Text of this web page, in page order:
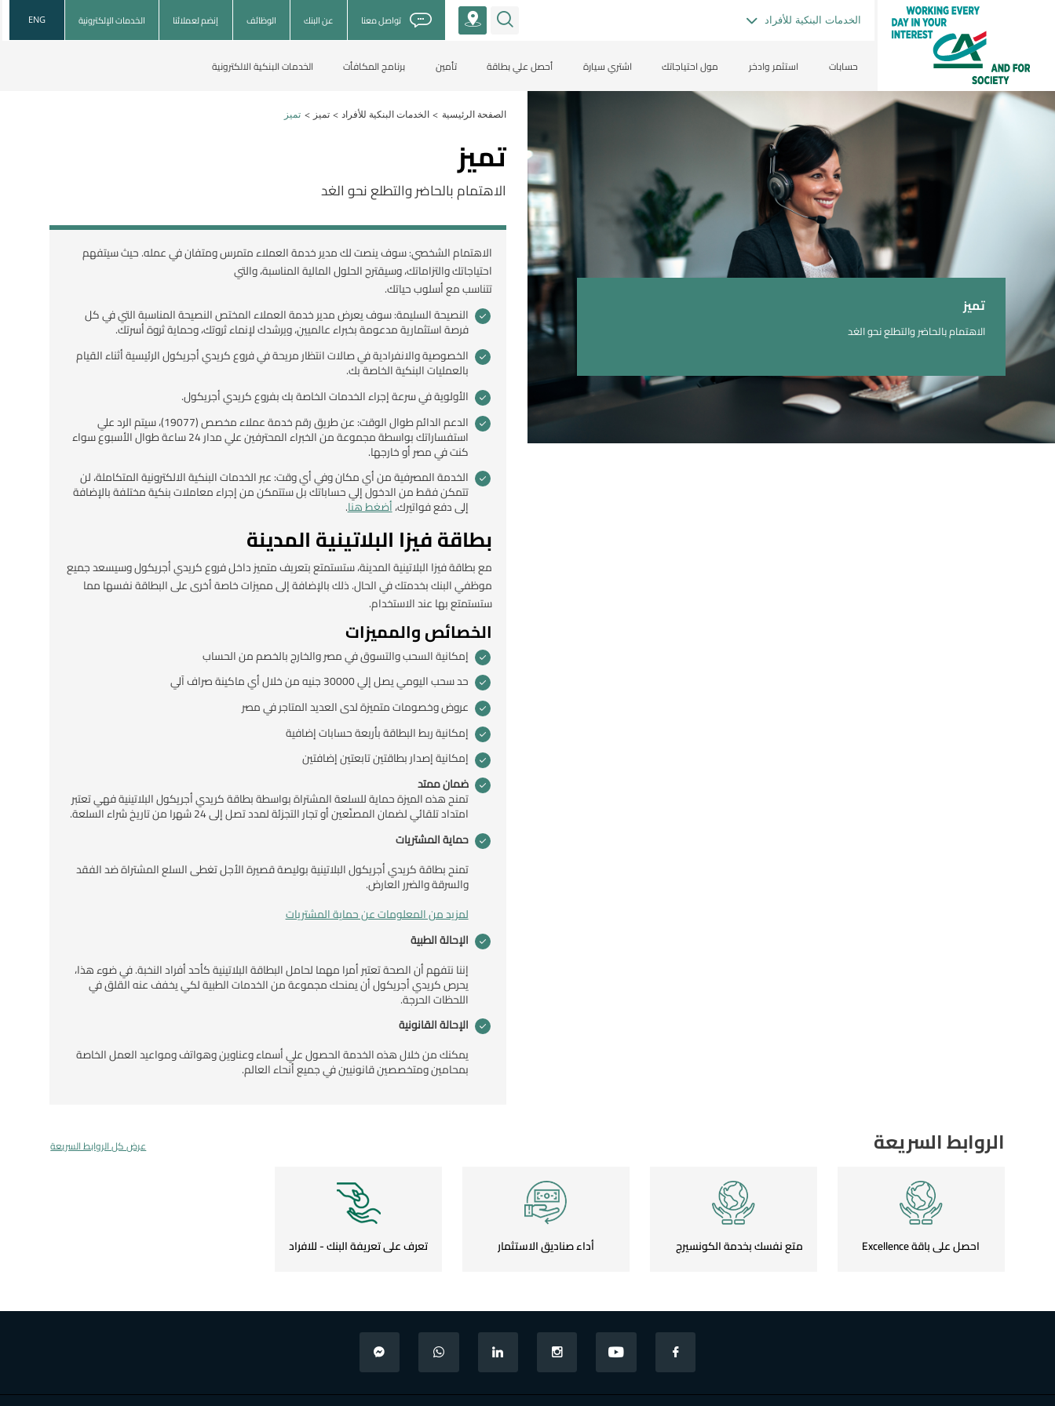
الخدمات البنكية للأفراد تواصل معنا عن البنك الوظائف إنضم لعملائنا الخدمات الإلكترونية ENG
حسابات استثمر وادخر مول احتياجاتك اشتري سيارة أحصل علي بطاقة تأمين برنامج المكافأت الخدمات البنكية الالكترونية
تميز
الاهتمام بالحاضر والتطلع نحو الغد
الصفحة الرئيسية > الخدمات البنكية للأفراد > تميز > تميز
تميز
الاهتمام بالحاضر والتطلع نحو الغد
الاهتمام الشخصي: سوف ينصت لك مدير خدمة العملاء متمرس ومتفان في عمله. حيث سيتفهم
احتياجاتك والتزاماتك، وسيقترح الحلول المالية المناسبة، والتي
تتناسب مع أسلوب حياتك.
النصيحة السليمة: سوف يعرض مدير خدمة العملاء المختص النصيحة المناسبة التي في كل
فرصة استثمارية مدعومة بخبراء عالميين، ويرشدك لإنماء ثروتك، وحماية ثروة أسرتك.
الخصوصية والانفرادية في صالات انتظار مريحة في فروع كريدي أجريكول الرئيسية أثناء القيام
بالعمليات البنكية الخاصة بك.
الأولوية في سرعة إجراء الخدمات الخاصة بك بفروع كريدي أجريكول.
الدعم الدائم طوال الوقت: عن طريق رقم خدمة عملاء مخصص (19077)، سيتم الرد علي
استفساراتك بواسطة مجموعة من الخبراء المحترفين علي مدار 24 ساعة طوال الأسبوع سواء
كنت في مصر أو خارجها.
الخدمة المصرفية من أي مكان وفي أي وقت: عبر الخدمات البنكية الالكترونية المتكاملة، لن
تتمكن فقط من الدخول إلي حساباتك بل ستتمكن من إجراء معاملات بنكية مختلفة بالإضافة
إلى دفع فواتيرك،أضغط هنا.
بطاقة فيزا البلاتينية المدينة
مع بطاقة فيزا البلاتينية المدينة، ستستمتع بتعريف متميز داخل فروع كريدي أجريكول وسيسعد جميع
موظفي البنك بخدمتك في الحال. ذلك بالإضافة إلى مميزات خاصة أخرى على البطاقة نفسها مما
ستستمتع بها عند الاستخدام.
الخصائص والمميزات
إمكانية السحب والتسوق في مصر والخارج بالخصم من الحساب
حد سحب اليومي يصل إلي 30000 جنيه من خلال أي ماكينة صراف آلي
عروض وخصومات متميزة لدى العديد المتاجر في مصر
إمكانية ربط البطاقة بأربعة حسابات إضافية
إمكانية إصدار بطاقتين تابعتين إضافتين
ضمان ممتد
تمنح هذه الميزة حماية للسلعة المشتراة بواسطة بطاقة كريدي أجريكول البلاتينية فهي تعتبر
امتداد تلقائي لضمان المصنّعين أو تجار التجزئة لمدد تصل إلى 24 شهرا من تاريخ شراء السلعة.
حماية المشتريات
تمنح بطاقة كريدي أجريكول البلاتينية بوليصة قصيرة الأجل تغطى السلع المشتراة ضد الفقد
والسرقة والضرر العارض.
لمزيد من المعلومات عن حماية المشتريات
الإحالة الطبية
إننا نتفهم أن الصحة تعتبر أمرا مهما لحامل البطاقة البلاتينية كأحد أفراد النخبة. في ضوء هذا،
يحرص كريدي أجريكول أن يمنحك مجموعة من الخدمات الطبية لكي يخفف عنه القلق في
اللحظات الحرجة.
الإحالة القانونية
يمكنك من خلال هذه الخدمة الحصول علي أسماء وعناوين وهواتف ومواعيد العمل الخاصة
بمحامين ومتخصصين قانونيين في جميع أنحاء العالم.
الروابط السريعة عرض كل الروابط السريعة
احصل على باقة Excellence
متع نفسك بخدمة الكونسيرج
أداء صناديق الاستثمار تعرف على تعريفة البنك - للافراد